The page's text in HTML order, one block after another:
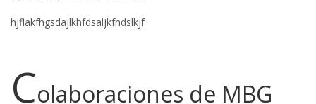
hjflakfhgsdajlkhfdsaljkfhdslkjf
Colaboraciones de MBG